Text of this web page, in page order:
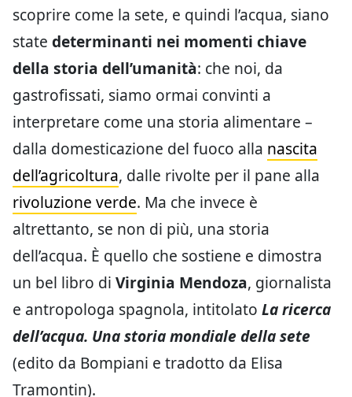
scoprire come la sete, e quindi l’acqua, siano
state determinanti nei momenti chiave
della storia dell’umanità: che noi, da
gastrofissati, siamo ormai convinti a
interpretare come una storia alimentare –
dalla domesticazione del fuoco alla nascita
dell’agricoltura, dalle rivolte per il pane alla
rivoluzione verde. Ma che invece è
altrettanto, se non di più, una storia
dell’acqua. È quello che sostiene e dimostra
un bel libro di Virginia Mendoza, giornalista
e antropologa spagnola, intitolato La ricerca
dell’acqua. Una storia mondiale della sete
(edito da Bompiani e tradotto da Elisa
Tramontin).